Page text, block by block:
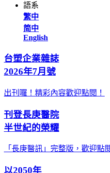
語系
繁中
简中
English
台塑企業雜誌
2026年7月號
出刊囉！精彩內容歡迎點閱！
刊登長庚醫院
半世紀的榮耀
「長庚醫訊」完整版，歡迎點
以2050年